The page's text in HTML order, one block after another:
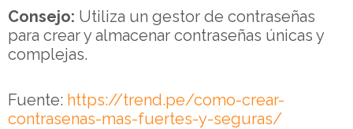
Consejo: Utiliza un gestor de contraseñas
para crear y almacenar contraseñas únicas y
complejas.
Fuente: https://trend.pe/como-crear-
contrasenas-mas-fuertes-y-seguras/